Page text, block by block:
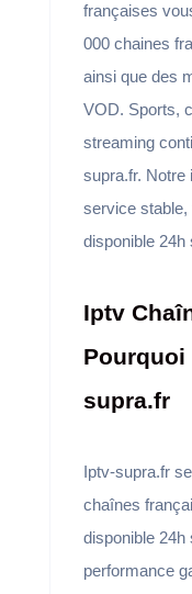
françaises
000 chaines
ainsi que des
VOD. Sports,
streaming
supra.fr. Notre
service stable,
disponible 24h
Iptv
supra.fr
Iptv-supra.fr
chaînes
disponible
performance